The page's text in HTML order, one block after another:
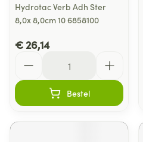
Hydrotac Verb Adh Ster
8,0x 8,0cm 10 6858100
€ 26,14
Bestel